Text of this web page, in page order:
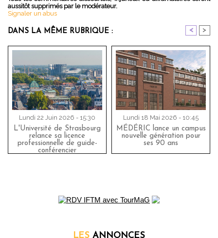
aussitôt supprimés par le modérateur.
Signaler un abus
DANS LA MÊME RUBRIQUE : < >
Lundi 22 Juin 2026 - 15:30
L'Université de Strasbourg
relance sa licence
professionnelle de guide-
conférencier
Lundi 18 Mai 2026 - 10:45
MÉDÉRIC lance un campus
nouvelle génération pour
ses 90 ans
LES ANNONCES